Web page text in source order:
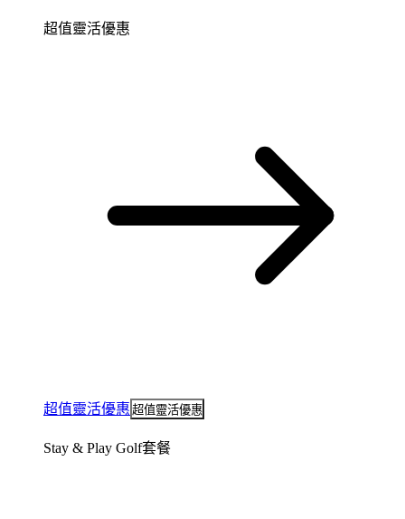
超值靈活優惠
超值靈活優惠 超值靈活優惠
Stay & Play Golf套餐